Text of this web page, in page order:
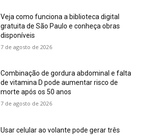
Veja como funciona a biblioteca digital
gratuita de São Paulo e conheça obras
disponíveis
7 de agosto de 2026
Combinação de gordura abdominal e falta
de vitamina D pode aumentar risco de
morte após os 50 anos
7 de agosto de 2026
Usar celular ao volante pode gerar três